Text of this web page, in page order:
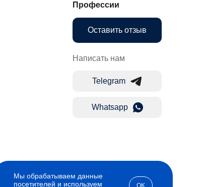
Профессии
Оставить отзыв
Написать нам
Telegram
Whatsapp
Мы обрабатываем данные
посетителей и используем
OK